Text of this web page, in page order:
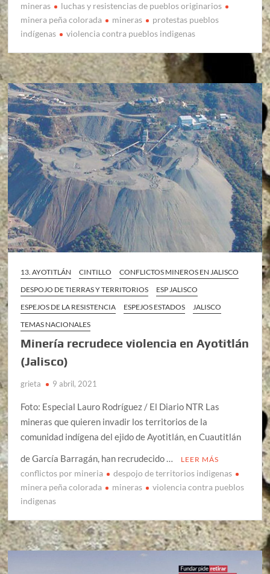
mineras
luchas y resistencias de pueblos originarios
minera peña colorada
mineras
protestas pueblos
indígenas
violencia contra pueblos indigenas
13. AYOTITLÁN CINTILLO
CONFLICTOS MINEROS EN JALISCO
DESPOJO DE TIERRAS Y TERRITORIOS
ESP JALISCO
ESPEJOS DE LA RESISTENCIA
ESPEJOS ESTADOS
JALISCO
TEMAS NACIONALES
Minería recrudece violencia en Ayotitlán
(Jalisco)
grieta 9 abril, 2021
Foto: Especial Lauro Rodríguez / El Diario NTR Las
mineras que quieren invadir los territorios de la
comunidad indígena del ejido de Ayotitlán, en Cuautitlán
de García Barragán, han recrudecido …
LEER MÁS
conflictos por mineria
despojo de territorios indigenas
minera peña colorada
mineras
violencia contra pueblos
indigenas